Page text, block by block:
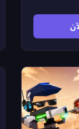
مهمتك
لأطول فترة
تنتهي من
قتال
النار،
لا تقهر.
والدروع